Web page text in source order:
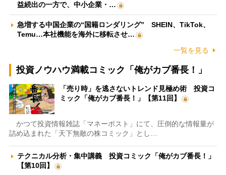
益続出の一方で、中小企業・…
急増する中国企業の“国籍ロンダリング” SHEIN、TikTok、
Temu…本社機能を海外に移転させ…
一覧を見る
投資ノウハウ満載コミック「俺がカブ番長！」
「売り時」を逃さないトレンド見極め術 投資コ
ミック「俺がカブ番長！」【第11回】
かつて投資情報雑誌「マネーポスト」にて、圧倒的な情報量が
詰め込まれた「天下無敵の株コミック」とし…
テクニカル分析・集中講義 投資コミック「俺がカブ番長！」
【第10回】